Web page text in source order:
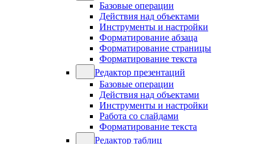
Базовые операции
Действия над объектами
Инструменты и настройки
Форматирование абзаца
Форматирование страницы
Форматирование текста
Редактор презентаций
Базовые операции
Действия над объектами
Инструменты и настройки
Работа со слайдами
Форматирование текста
Редактор таблиц